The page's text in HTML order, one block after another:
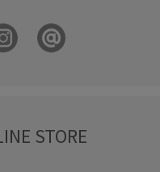
STORE